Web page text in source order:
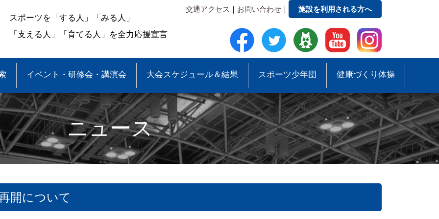
スポーツを「する人」「みる人」
「支える人」「育てる人」を全力応援宣言
交通アクセス ｜ お問い合わせ ｜ 施設を利用される方へ
●事業報告 ●事務局への質問・お問合せ
イベント・研修会・講演会 大会スケジュール＆結果
果
スポーツ少年団
団大会情報 ●各種申請・報告書 ●スポーツ少年団助成事業
健康づくり体操
ニュース
開について